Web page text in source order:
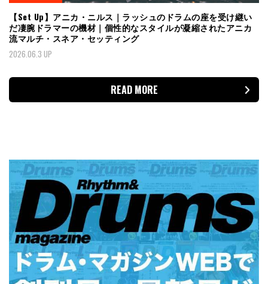
【Set Up】アニカ・ニルス｜ラッシュのドラムの座を受け継い
だ凄腕ドラマーの機材｜個性的なスタイルが凝縮されたアニカ
流マルチ・スネア・セッティング
2026.06.3 UP
READ MORE